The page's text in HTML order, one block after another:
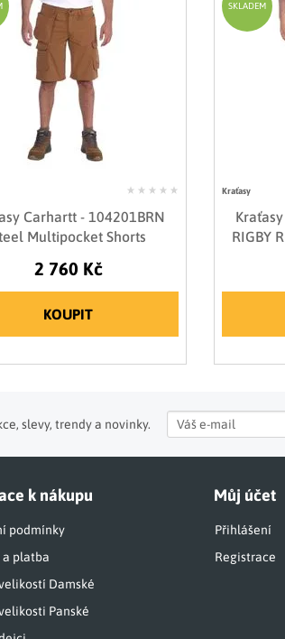
Carhartt - 104201BRN
Multipocket Shorts
2 760 Kč
KOUPIT
Kraťasy
RIGBY
SKLADEM
slevy, trendy a novinky.
k nákupu
podmínky
a platba
Damské
Panské
Můj účet
Přihlášení
Registrace